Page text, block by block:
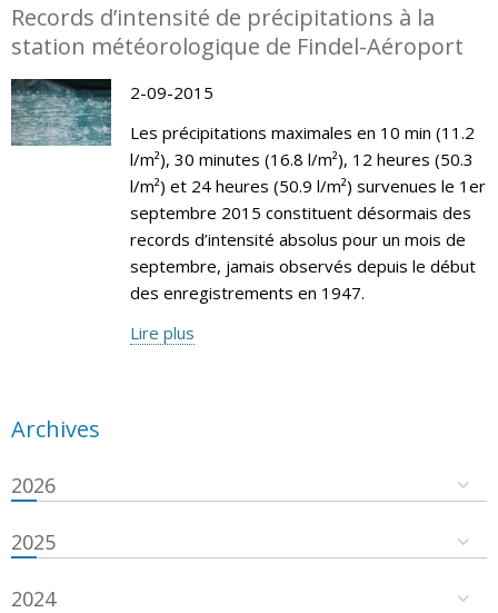
Records d’intensité de précipitations à la
station météorologique de Findel-Aéroport
2-09-2015
Les précipitations maximales en 10 min (11.2
l/m²), 30 minutes (16.8 l/m²), 12 heures (50.3
l/m²) et 24 heures (50.9 l/m²) survenues le 1er
septembre 2015 constituent désormais des
records d’intensité absolus pour un mois de
septembre, jamais observés depuis le début
des enregistrements en 1947.
Lire plus
Archives
2026
2025
2024